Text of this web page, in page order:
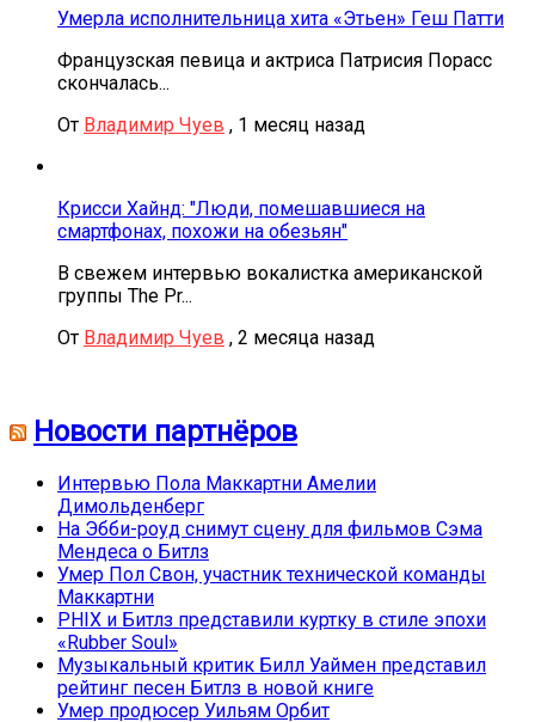
Умерла исполнительница хита «Этьен» Геш Патти
Французская певица и актриса Патрисия Порасс
скончалась...
От Владимир Чуев , 1 месяц назад
Крисси Хайнд: "Люди, помешавшиеся на
смартфонах, похожи на обезьян"
В свежем интервью вокалистка американской
группы The Pr...
От Владимир Чуев , 2 месяца назад
Новости партнёров
Интервью Пола Маккартни Амелии
Димольденберг
На Эбби-роуд снимут сцену для фильмов Сэма
Мендеса о Битлз
Умер Пол Свон, участник технической команды
Маккартни
PHIX и Битлз представили куртку в стиле эпохи
«Rubber Soul»
Музыкальный критик Билл Уаймен представил
рейтинг песен Битлз в новой книге
Умер продюсер Уильям Орбит